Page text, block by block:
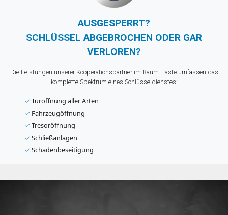
AUSGESPERRT?
SCHLÜSSEL ABGEBROCHEN ODER GAR
VERLOREN?
Die Leistungen unserer Kooperationspartner im Raum Haste umfassen das
komplette Spektrum eines Schlüsseldienstes:
✓ Türöffnung aller Arten
✓ Fahrzeugöffnung
✓ Tresoröffnung
✓ Schließanlagen
✓ Schadenbeseitigung